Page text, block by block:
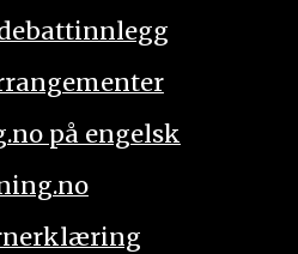
på engelsk